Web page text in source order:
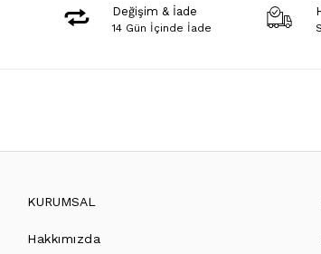
Değişim & İade
14 Gün İçinde İade
KURUMSAL
Hakkımızda